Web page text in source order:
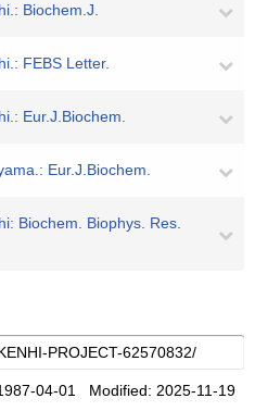
Biochem.J.
FEBS Letter.
Eur.J.Biochem.
Eur.J.Biochem.
Biochem. Biophys. Res.
04-01 Modified: 2025-11-19